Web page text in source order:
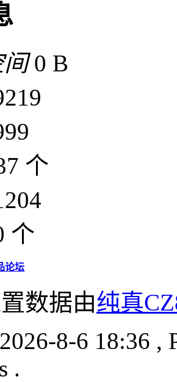
0 B
个
个
论坛
数据由纯真
8-6 18:36 ,
.